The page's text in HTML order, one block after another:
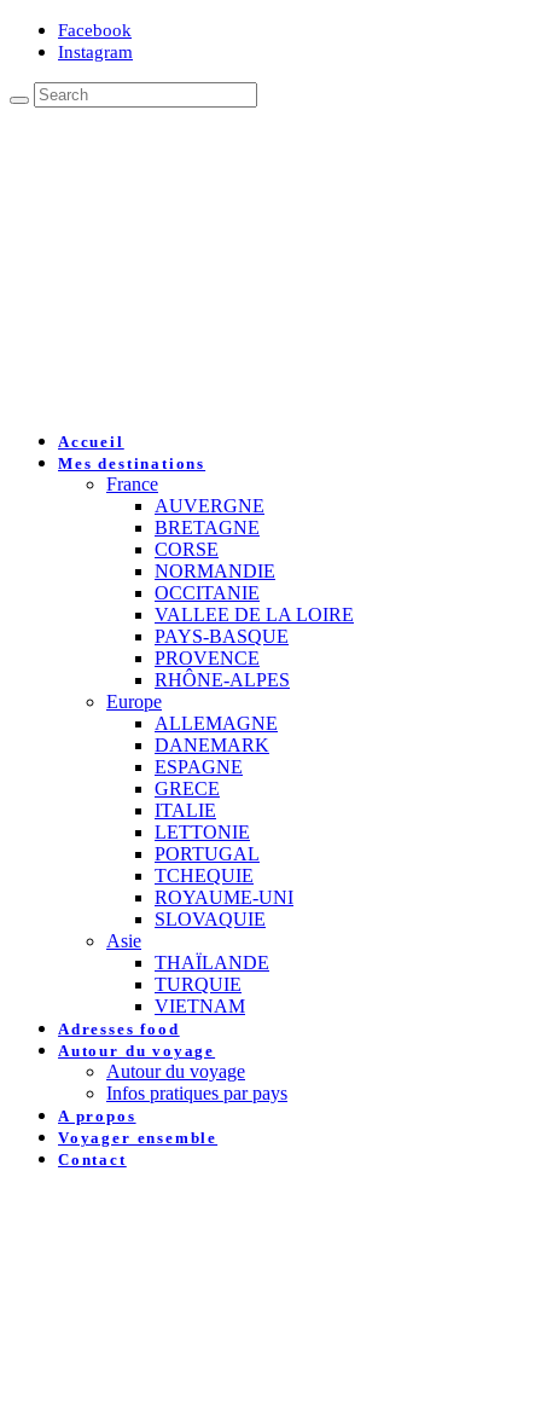
Facebook
Instagram
Accueil
Mes destinations
France
AUVERGNE
BRETAGNE
CORSE
NORMANDIE
OCCITANIE
VALLEE DE LA LOIRE
PAYS-BASQUE
PROVENCE
RHÔNE-ALPES
Europe
ALLEMAGNE
DANEMARK
ESPAGNE
GRECE
ITALIE
LETTONIE
PORTUGAL
TCHEQUIE
ROYAUME-UNI
SLOVAQUIE
Asie
THAÏLANDE
TURQUIE
VIETNAM
Adresses food
Autour du voyage
Autour du voyage
Infos pratiques par pays
A propos
Voyager ensemble
Contact